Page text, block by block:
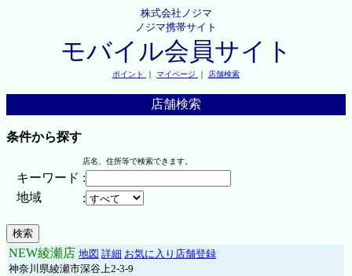
株式会社ノジマ
ノジマ携帯サイト
モバイル会員サイト
ポイント ｜ マイページ ｜ 店舗検索
店舗検索
条件から探す
店名、住所等で検索できます。
キーワード :
地域
:
NEW綾瀬店 地図 詳細 お気に入り店舗登録
神奈川県綾瀬市深谷上2-3-9